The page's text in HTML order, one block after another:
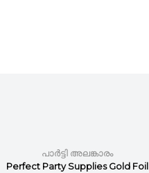
പാർട്ടി അലങ്കാരം
Perfect Party Supplies Gold Foil